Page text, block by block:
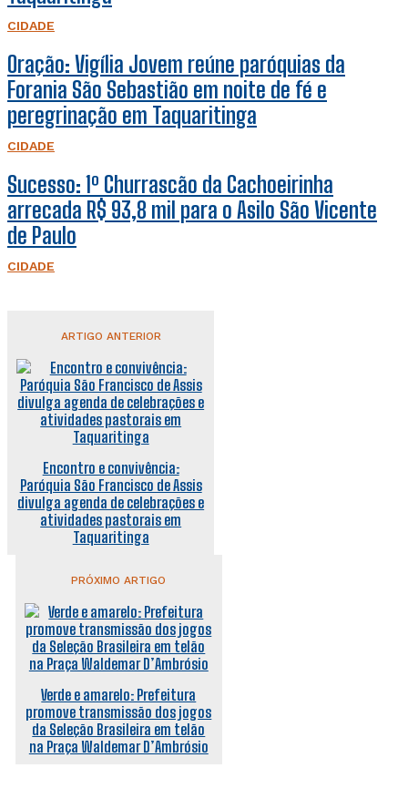
CIDADE
Oração: Vigília Jovem reúne paróquias da
Forania São Sebastião em noite de fé e
peregrinação em Taquaritinga
CIDADE
Sucesso: 1º Churrascão da Cachoeirinha
arrecada R$ 93,8 mil para o Asilo São Vicente
de Paulo
CIDADE
ARTIGO ANTERIOR
Encontro e convivência:
Paróquia São Francisco de Assis
divulga agenda de celebrações e
atividades pastorais em
Taquaritinga
PRÓXIMO ARTIGO
Verde e amarelo: Prefeitura
promove transmissão dos jogos
da Seleção Brasileira em telão
na Praça Waldemar D’Ambrósio